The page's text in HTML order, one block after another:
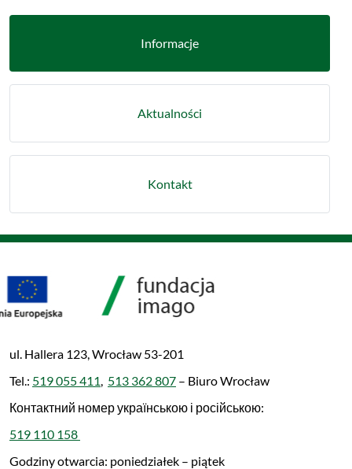
Informacje
Aktualności
Kontakt
ul. Hallera 123, Wrocław 53-201
Tel.: 519 055 411, 513 362 807 – Biuro Wrocław
Контактний номер українською і російською:
519 110 158
Godziny otwarcia: poniedziałek – piątek